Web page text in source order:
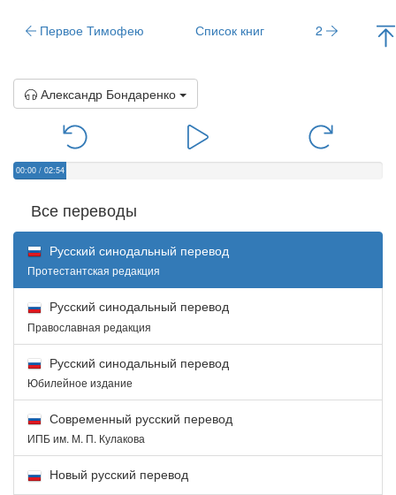
Первое Тимофею Список книг 2
Александр Бондаренко
00:00 / 02:54
Все переводы
Русский синодальный перевод
Протестантская редакция
Русский синодальный перевод
Православная редакция
Русский синодальный перевод
Юбилейное издание
Современный русский перевод
ИПБ им. М. П. Кулакова
Новый русский перевод